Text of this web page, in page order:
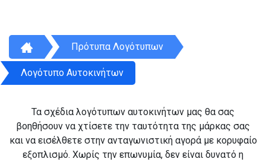
Πρότυπα Λογότυπων
Λογότυπο Αυτοκινήτων
Τα σχέδια λογότυπων αυτοκινήτων μας θα σας
βοηθήσουν να χτίσετε την ταυτότητα της μάρκας σας
και να εισέλθετε στην ανταγωνιστική αγορά με κορυφαίο
εξοπλισμό. Χωρίς την επωνυμία, δεν είναι δυνατό η